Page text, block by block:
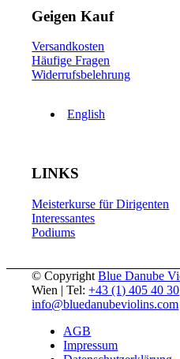
Geigen Kauf
Versandkosten
Häufige Fragen
Widerrufsbelehrung
English
LINKS
Meisterkurse für Dirigenten
Interessantes
Podiums
© CopyrightBlue Danube
Wien | Tel:+43 (1) 405 40 30
info@bluedanubeviolins.com
AGB
Impressum